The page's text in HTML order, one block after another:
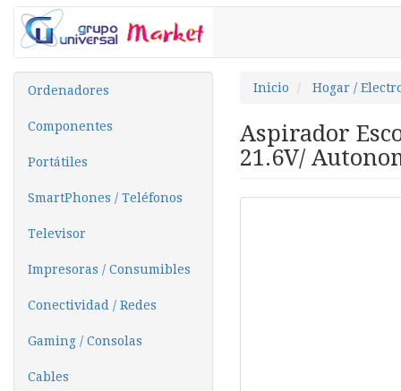
Ordenadores
Componentes
Portátiles
SmartPhones / Teléfonos
Televisor
Impresoras / Consumibles
Conectividad / Redes
Gaming / Consolas
Cables
Inicio Hogar /
Aspirador
21.6V/